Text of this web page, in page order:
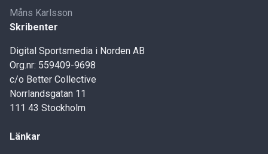
Måns Karlsson
Skribenter
Digital Sportsmedia i Norden AB
Org.nr: 559409-9698
c/o Better Collective
Norrlandsgatan 11
111 43 Stockholm
Länkar